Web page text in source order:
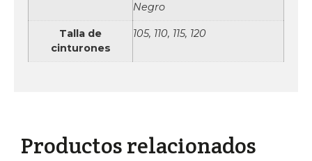
Productos relacionados
Negro
Talla de
cinturones
105, 110, 115, 120